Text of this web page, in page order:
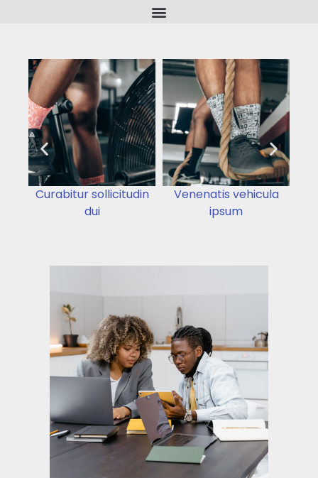
Curabitur sollicitudin
dui
Venenatis vehicula
ipsum